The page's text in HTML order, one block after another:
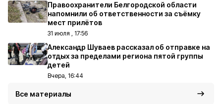
Правоохранители Белгородской области
напомнили об ответственности за съёмку
мест прилётов
31 июля , 17:56
Александр Шуваев рассказал об отправке на
отдых за пределами региона пятой группы
детей
Вчера, 16:44
Все материалы